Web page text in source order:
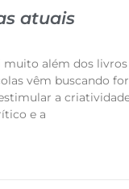
atuais
muito além dos
vêm buscando
a
e a